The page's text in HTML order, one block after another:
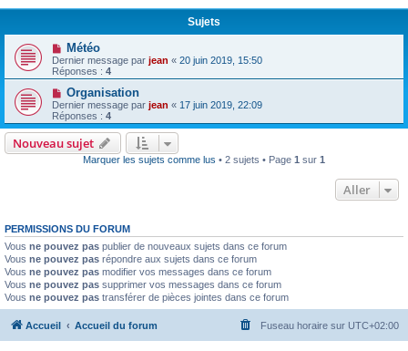
Sujets
Météo
Dernier message par jean « 20 juin 2019, 15:50
Réponses : 4
Organisation
Dernier message par jean « 17 juin 2019, 22:09
Réponses : 4
Nouveau sujet
Marquer les sujets comme lus • 2 sujets • Page 1 sur 1
Aller
PERMISSIONS DU FORUM
Vous ne pouvez pas publier de nouveaux sujets dans ce forum
Vous ne pouvez pas répondre aux sujets dans ce forum
Vous ne pouvez pas modifier vos messages dans ce forum
Vous ne pouvez pas supprimer vos messages dans ce forum
Vous ne pouvez pas transférer de pièces jointes dans ce forum
Accueil Accueil du forum Fuseau horaire sur UTC+02:00